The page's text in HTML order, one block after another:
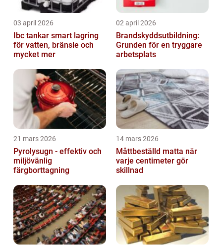
03 april 2026
Ibc tankar smart lagring
för vatten, bränsle och
mycket mer
02 april 2026
Brandskyddsutbildning:
Grunden för en tryggare
arbetsplats
21 mars 2026
Pyrolysugn - effektiv och
miljövänlig
färgborttagning
14 mars 2026
Måttbeställd matta när
varje centimeter gör
skillnad